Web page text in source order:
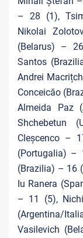
– 28 (1),
Nikolai
(Belarus) –
Santos
Andrei
Conceicăo
Almeida Paz
Shchebetun
Cleșcenco –
(Portugalia) –
(Brazilia) – 16
Iu Ranera
– 11 (5),
(Argentina/
Vasilevich